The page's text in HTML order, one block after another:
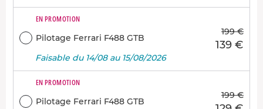
EN PROMOTION
Pilotage Ferrari F488 GTB
199 €
139 €
Faisable du 14/08 au 15/08/2026
EN PROMOTION
Pilotage Ferrari F488 GTB
199 €